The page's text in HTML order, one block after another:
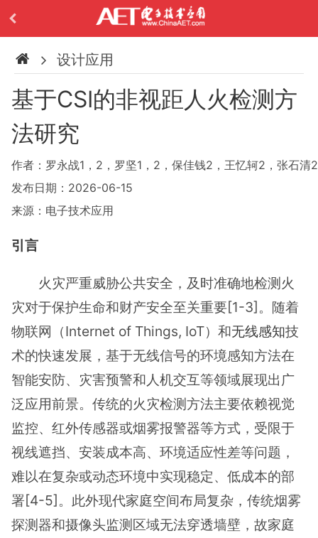
设计应用
基于CSI的非视距人火检测方
法研究
作者：罗永战1，2，罗坚1，2，保佳钱2，王忆轲2，张石清
发布日期：2026-06-15
来源：电子技术应用
引言
火灾严重威胁公共安全，及时准确地检测火
灾对于保护生命和财产安全至关重要[1-3]。随着
物联网（Internet of Things, IoT）和无线感知技
术的快速发展，基于无线信号的环境感知方法在
智能安防、灾害预警和人机交互等领域展现出广
泛应用前景。传统的火灾检测方法主要依赖视觉
监控、红外传感器或烟雾报警器等方式，受限于
视线遮挡、安装成本高、环境适应性差等问题，
难以在复杂或动态环境中实现稳定、低成本的部
署[4-5]。此外现代家庭空间布局复杂，传统烟雾
探测器和摄像头监测区域无法穿透墙壁，故家庭